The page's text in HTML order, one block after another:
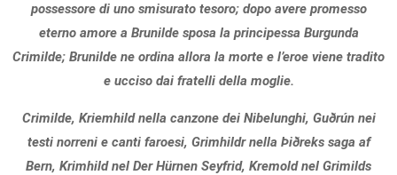
possessore di uno smisurato tesoro; dopo avere promesso
eterno amore a Brunilde sposa la principessa Burgunda
Crimilde; Brunilde ne ordina allora la morte e l’eroe viene tradito
e ucciso dai fratelli della moglie.
Crimilde, Kriemhild nella canzone dei Nibelunghi, Guðrún nei
testi norreni e canti faroesi, Grimhildr nella Þiðreks saga af
Bern, Krimhild nel Der Hürnen Seyfrid, Kremold nel Grimilds